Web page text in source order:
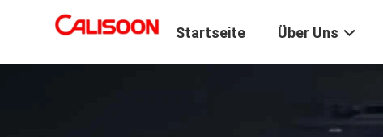
Startseite Über Uns